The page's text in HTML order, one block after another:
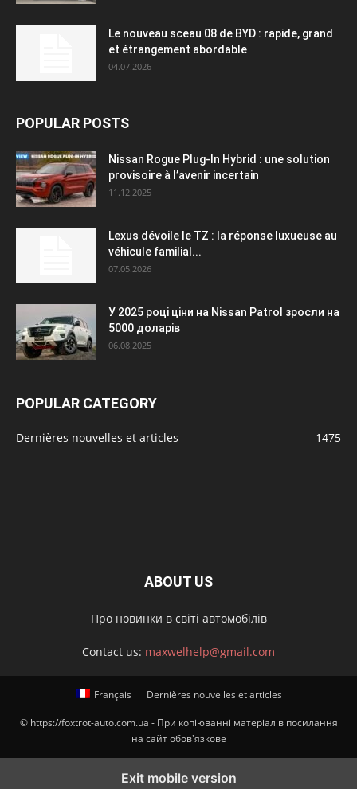
Le nouveau sceau 08 de BYD : rapide, grand
et étrangement abordable
04.07.2026
POPULAR POSTS
Nissan Rogue Plug-In Hybrid : une solution
provisoire à l’avenir incertain
11.12.2025
Lexus dévoile le TZ : la réponse luxueuse au
véhicule familial...
07.05.2026
У 2025 році ціни на Nissan Patrol зросли на
5000 доларів
06.08.2025
POPULAR CATEGORY
Dernières nouvelles et articles 1475
ABOUT US
Про новинки в світі автомобілів
Contact us: maxwelhelp@gmail.com
Français Dernières nouvelles et articles
© https://foxtrot-auto.com.ua - При копіюванні матеріалів посилання
на сайт обов'язкове
Exit mobile version